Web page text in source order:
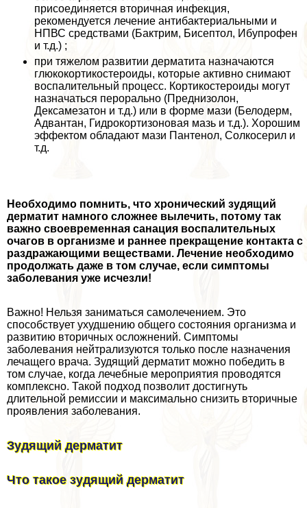
присоединяется вторичная инфекция,
рекомендуется лечение антибактериальными и
НПВС средствами (Бактрим, Бисептол, Ибупрофен
и т.д.) ;
при тяжелом развитии дерматита назначаются
глюкокортикостероиды, которые активно снимают
воспалительный процесс. Кортикостероиды могут
назначаться перopaльно (Преднизолон,
Дексамезатон и т.д.) или в форме мази (Белодерм,
Адвантан, Гидрокортизоновая мазь и т.д.). Хорошим
эффектом обладают мази Пантенол, Солкосерил и
т.д.
Необходимо помнить, что хронический зудящий
дерматит намного сложнее вылечить, потому так
важно своевременная санация воспалительных
очагов в организме и раннее прекращение контакта с
раздражающими веществами. Лечение необходимо
продолжать даже в том случае, если симптомы
заболевания уже исчезли!
Важно! Нельзя заниматься самолечением. Это
способствует ухудшению общего состояния организма и
развитию вторичных осложнений. Симптомы
заболевания нейтрализуются только после назначения
лечащего врача. Зудящий дерматит можно победить в
том случае, когда лечебные мероприятия проводятся
комплексно. Такой подход позволит достигнуть
длительной ремиссии и максимально снизить вторичные
проявления заболевания.
Зудящий дерматит
Что такое зудящий дерматит